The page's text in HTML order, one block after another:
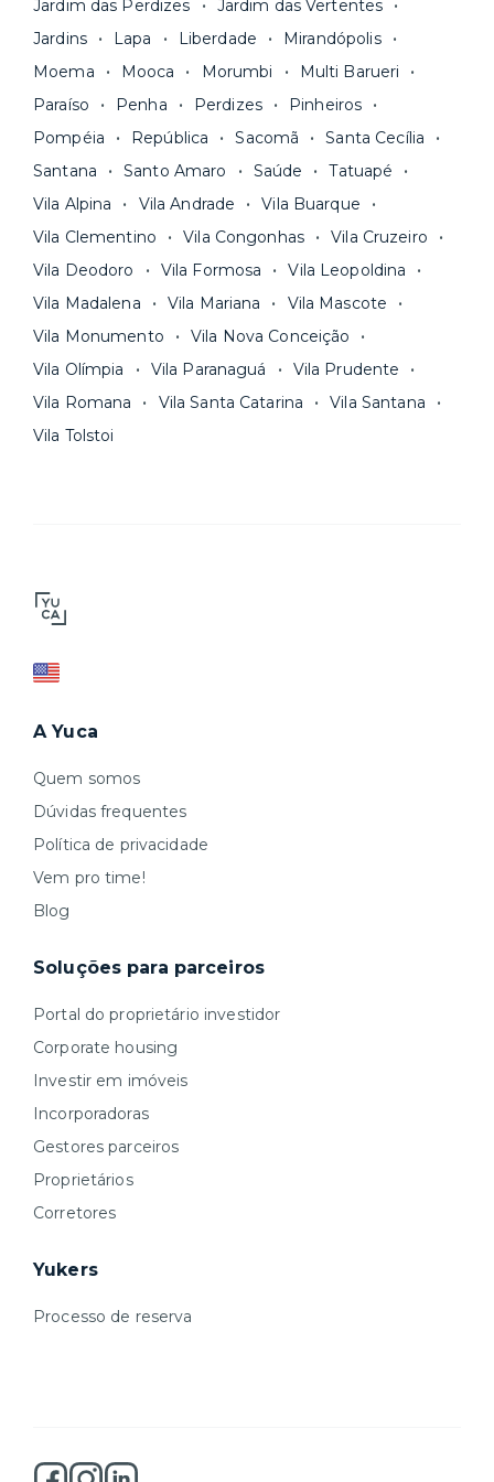
Jardim das Perdizes
Jardim das Vertentes
Jardins
Lapa Liberdade
Mirandópolis
Moema
Mooca Morumbi
Multi Barueri
Paraíso
Penha Perdizes
Pinheiros
Pompéia
República Sacomã
Santa Cecília
Santana
Santo Amaro Saúde
Tatuapé
Vila Alpina
Vila Andrade
Vila Buarque
Vila Clementino
Vila Congonhas
Vila Cruzeiro
Vila Deodoro
Vila Formosa
Vila Leopoldina
Vila Madalena
Vila Mariana
Vila Mascote
Vila Monumento
Vila Nova Conceição
Vila Olímpia
Vila Paranaguá
Vila Prudente
Vila Romana
Vila Santa Catarina
Vila Santana
Vila Tolstoi
A Yuca
Quem somos
Dúvidas frequentes
Política de privacidade
Vem pro time!
Blog
Soluções para parceiros
Portal do proprietário investidor
Corporate housing
Investir em imóveis
Incorporadoras
Gestores parceiros
Proprietários
Corretores
Yukers
Processo de reserva